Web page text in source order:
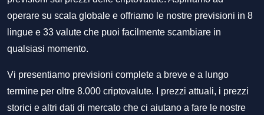
operare su scala globale e offriamo le nostre previsioni in 8
lingue e 33 valute che puoi facilmente scambiare in
qualsiasi momento.
Vi presentiamo previsioni complete a breve e a lungo
termine per oltre 8.000 criptovalute. I prezzi attuali, i prezzi
storici e altri dati di mercato che ci aiutano a fare le nostre